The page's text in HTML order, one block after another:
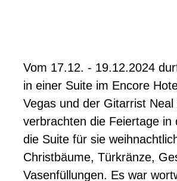
Vom 17.12. - 19.12.2024
in einer Suite im Encore
Vegas und der Gitarrist
verbrachten die Feiertage
die Suite für sie
Christbäume, Türkränze,
Vasenfüllungen. Es war